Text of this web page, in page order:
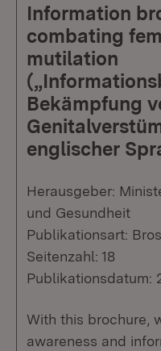
Information
combating
mutilation
Bekämpfung
englischer
Herausgeber:
und Gesundheit
Publikationsart:
Seitenzahl: 18
Publikationsdatum:
With this brochure,
awareness and